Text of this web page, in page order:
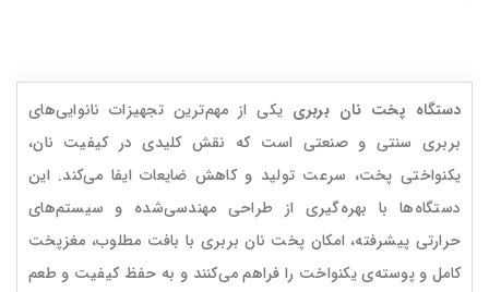
دستگاه پخت نان بربری یکی از مهم‌ترین تجهیزات نانوایی‌های
بربری سنتی و صنعتی است که نقش کلیدی در کیفیت نان،
یکنواختی پخت، سرعت تولید و کاهش ضایعات ایفا می‌کند. این
دستگاه‌ها با بهره‌گیری از طراحی مهندسی‌شده و سیستم‌های
حرارتی پیشرفته، امکان پخت نان بربری با بافت مطلوب، مغزپخت
کامل و پوسته‌ی یکنواخت را فراهم می‌کنند و به حفظ کیفیت و طعم